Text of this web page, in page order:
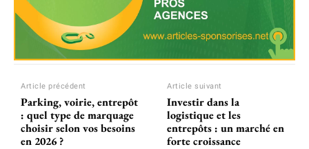
Article précédent
Parking, voirie, entrepôt
: quel type de marquage
choisir selon vos besoins
en 2026 ?
Article suivant
Investir dans la
logistique et les
entrepôts : un marché en
forte croissance